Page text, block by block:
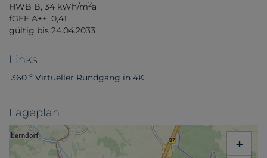
HWB B, 34 kWh/m2a
fGEE A++, 0,41
gültig bis 24.04.2033
Links
360 º Virtueller Rundgang in 4K
Lageplan
+